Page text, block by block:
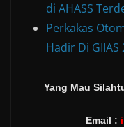
di AHASS
Perkakas
Hadir Di GIIAS
Yang Mau
Email :